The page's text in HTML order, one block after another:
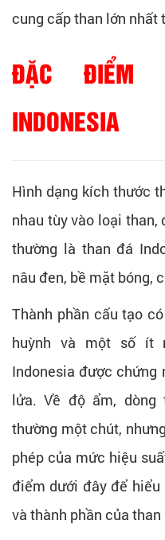
cung cấp than lớn nhất
ĐẶC ĐIỂM
INDONESIA
Hình dạng kích thước
nhau tùy vào loại than,
thường là than đá
nâu đen, bề mặt bóng,
Thành phần cấu tạo
huỳnh và một số ít
Indonesia được chứng
lửa. Về độ ẩm, dòng
thường một chút,
phép của mức hiệu
điểm dưới đây để
và thành phần của